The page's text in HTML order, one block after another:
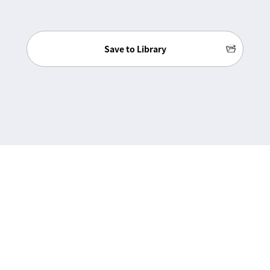
Save to Library